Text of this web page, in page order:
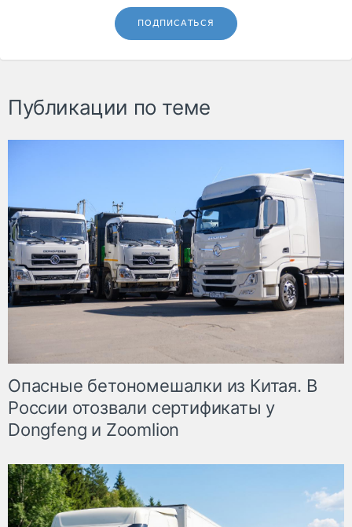
ПОДПИСАТЬСЯ
Публикации по теме
Опасные бетономешалки из Китая. В
России отозвали сертификаты у
Dongfeng и Zoomlion